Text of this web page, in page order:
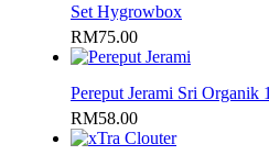
Set Hygrowbox
RM75.00
Pereput Jerami Sri Organik
RM58.00